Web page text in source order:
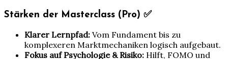
Stärken der Masterclass (Pro) ✅
Klarer Lernpfad: Vom Fundament bis zu
komplexeren Marktmechaniken logisch aufgebaut.
Fokus auf Psychologie & Risiko: Hilft, FOMO und